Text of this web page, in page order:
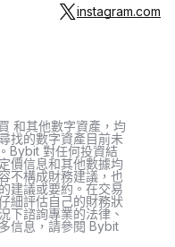
instagram.com
和其他數字資產，均
找的數字資產目前未
Bybit 對任何投資結
價信息和其他數據均
不構成財務建議，也
建議或要約。在交易
細評估自己的財務狀
下諮詢專業的法律、
信息，請參閱 Bybit